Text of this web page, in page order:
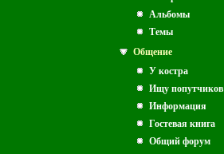
Альбомы
Темы
Общение
У костра
Ищу попутчиков
Информация
Гостевая книга
Общий форум